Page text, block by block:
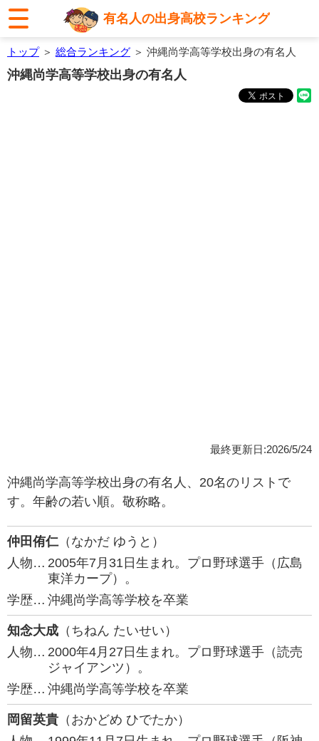
有名人の出身高校ランキング
トップ＞ 総合ランキング ＞ 沖縄尚学高等学校出身の有名人
沖縄尚学高等学校出身の有名人
最終更新日:2026/5/24
沖縄尚学高等学校出身の有名人、20名のリストで
す。年齢の若い順。敬称略。
仲田侑仁（なかだ ゆうと）
人物… 2005年7月31日生まれ。プロ野球選手（広島
東洋カープ）。
学歴… 沖縄尚学高等学校を卒業
知念大成 （ちねん たいせい）
人物… 2000年4月27日生まれ。プロ野球選手（読売
ジャイアンツ）。
学歴… 沖縄尚学高等学校を卒業
岡留英貴 （おかどめ ひでたか）